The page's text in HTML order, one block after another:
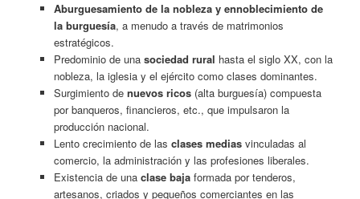
Aburguesamiento de la nobleza y ennoblecimiento de
la burguesía, a menudo a través de matrimonios
estratégicos.
Predominio de una sociedad rural hasta el siglo XX, con la
nobleza, la iglesia y el ejército como clases dominantes.
Surgimiento de nuevos ricos(alta burguesía) compuesta
por banqueros, financieros, etc., que impulsaron la
producción nacional.
Lento crecimiento de las clases mediasvinculadas al
comercio, la administración y las profesiones liberales.
Existencia de una clase bajaformada por tenderos,
artesanos, criados y pequeños comerciantes en las